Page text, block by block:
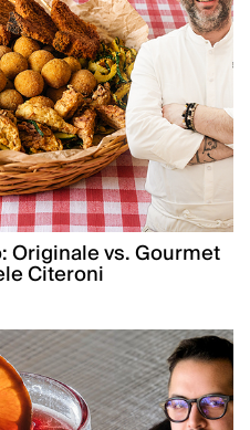
Originale vs. Gourmet
Citeroni